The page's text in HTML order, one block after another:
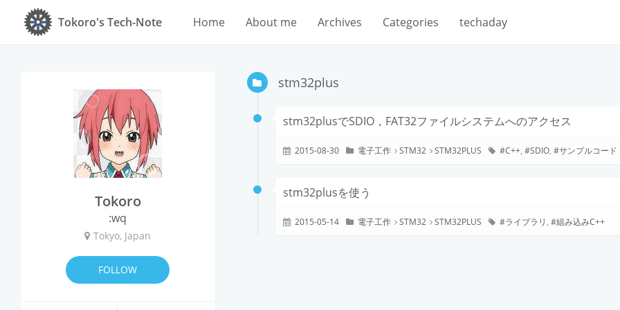
Tokoro's Tech-Note Home About me Archives Categories techaday
Tokoro
:wq
Tokyo, Japan
FOLLOW
stm32plus
stm32plusでSDIO，FAT32ファイルシステムへのアクセス
2015-08-30 電子工作 STM32 STM32PLUS C++, SDIO, サンプルコード
stm32plusを使う
2015-05-14 電子工作 STM32 STM32PLUS ライブラリ , 組み込みC++